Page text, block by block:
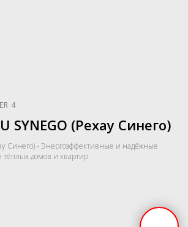
4
SYNEGO (Рехау Синего)
Синего) - Энергоэффективные и надёжные
тёплых домов и квартир